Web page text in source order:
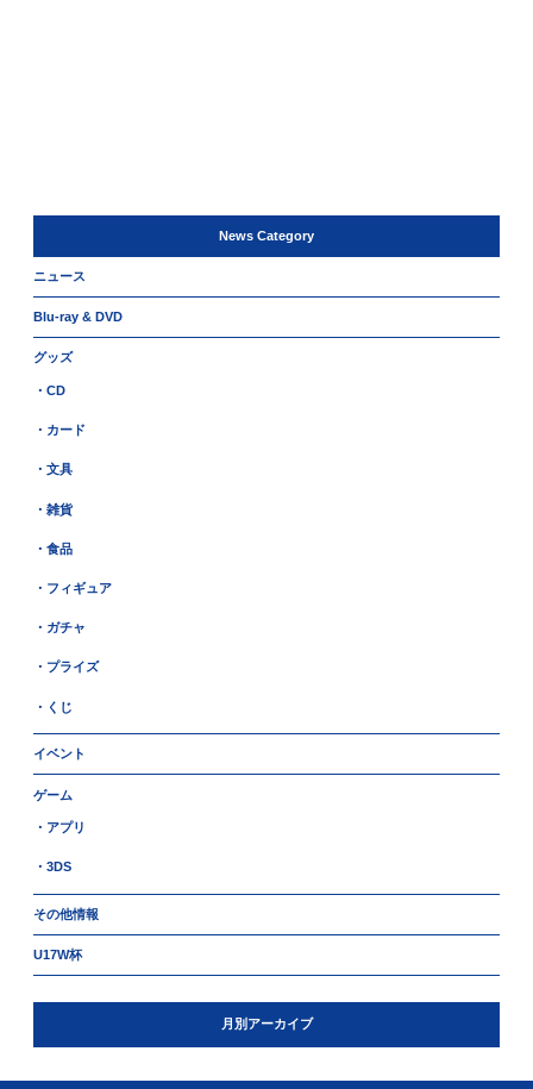
News Category
ニュース
Blu-ray & DVD
グッズ
・CD
・カード
・文具
・雑貨
・食品
・フィギュア
・ガチャ
・プライズ
・くじ
イベント
ゲーム
・アプリ
・3DS
その他情報
U17W杯
月別アーカイブ